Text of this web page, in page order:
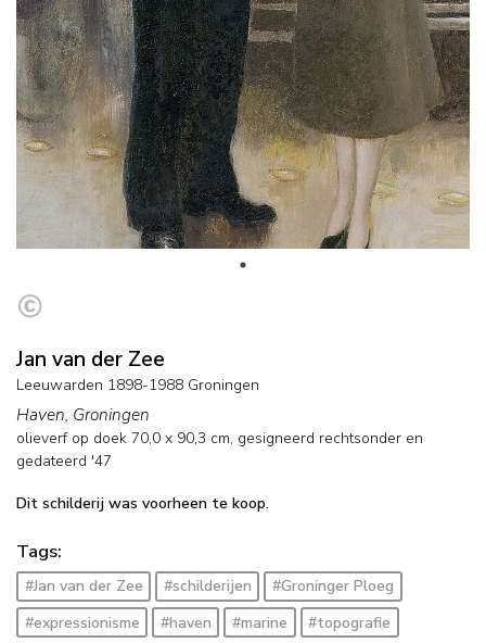
Jan van der Zee
Leeuwarden 1898-1988 Groningen
Haven, Groningen
olieverf op doek 70,0 x 90,3 cm, gesigneerd rechtsonder en
gedateerd '47
Dit schilderij was voorheen te koop.
Tags:
#Jan van der Zee #schilderijen
#Groninger Ploeg
#expressionisme
#haven #marine
#topografie